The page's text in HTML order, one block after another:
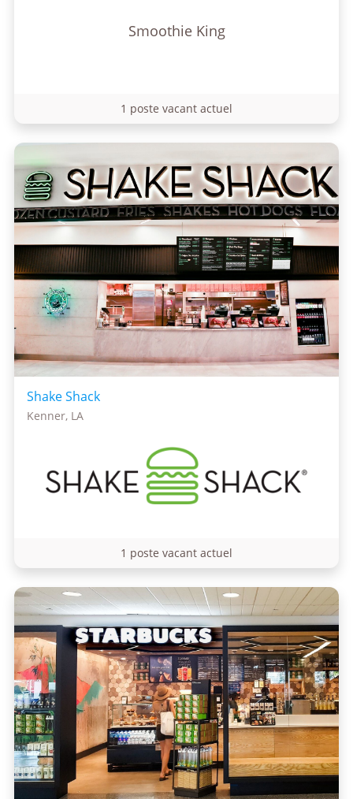
Smoothie King
1 poste vacant actuel
Shake Shack
Kenner, LA
1 poste vacant actuel